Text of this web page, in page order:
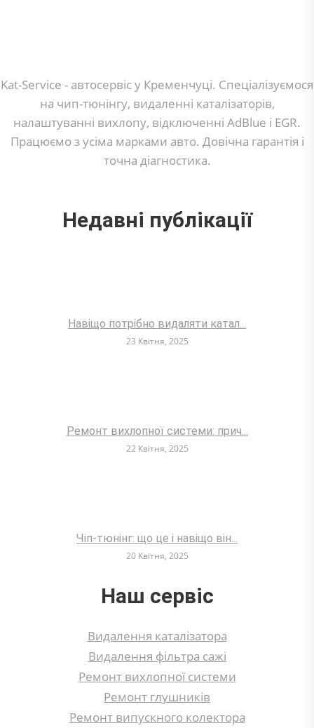
Kat-Service - автосервіс у Кременчуці. Спеціалізуємося
на чип-тюнінгу, видаленні каталізаторів,
налаштуванні вихлопу, відключенні AdBlue і EGR.
Працюємо з усіма марками авто. Довічна гарантія і
точна діагностика.
Недавні публікації
Навіщо потрібно видаляти катал...
23 Квітня, 2025
Ремонт вихлопної системи: прич...
22 Квітня, 2025
Чіп-тюнінг: що це і навіщо він...
20 Квітня, 2025
Наш сервіс
Видалення каталізатора
Видалення фільтра сажі
Ремонт вихлопної системи
Ремонт глушників
Ремонт випускного колектора